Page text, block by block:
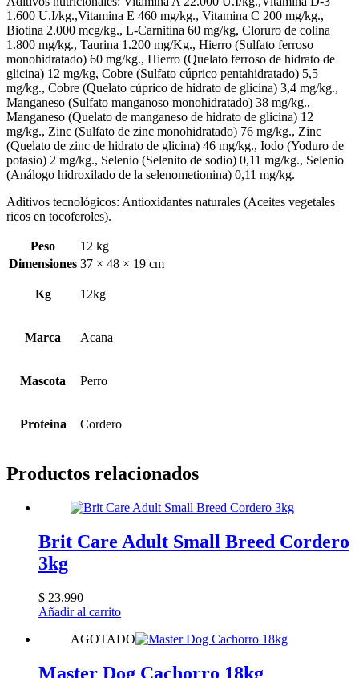
1.600 U.I/kg.,Vitamina E 460 mg/kg., Vitamina C 200 mg/kg.,
Biotina 2.000 mcg/kg., L-Carnitina 60 mg/kg, Cloruro de colina
1.800 mg/kg., Taurina 1.200 mg/Kg., Hierro (Sulfato ferroso
monohidratado) 60 mg/kg., Hierro (Quelato ferroso de hidrato de
glicina) 12 mg/kg, Cobre (Sulfato cúprico pentahidratado) 5,5
mg/kg., Cobre (Quelato cúprico de hidrato de glicina) 3,4 mg/kg.,
Manganeso (Sulfato manganoso monohidratado) 38 mg/kg.,
Manganeso (Quelato de manganeso de hidrato de glicina) 12
mg/kg., Zinc (Sulfato de zinc monohidratado) 76 mg/kg., Zinc
(Quelato de zinc de hidrato de glicina) 46 mg/kg., Iodo (Yoduro de
potasio) 2 mg/kg., Selenio (Selenito de sodio) 0,11 mg/kg., Selenio
(Análogo hidroxilado de la selenometionina) 0,11 mg/kg.
Aditivos tecnológicos: Antioxidantes naturales (Aceites vegetales
ricos en tocoferoles).
Peso
12 kg
Dimensiones 37 × 48 × 19 cm
Kg 12kg
Marca Acana
Mascota Perro
Proteina Cordero
Productos relacionados
Brit Care Adult Small Breed Cordero
3kg
$ 23.990
Añadir al carrito
AGOTADO
Master Dog Cachorro 18kg